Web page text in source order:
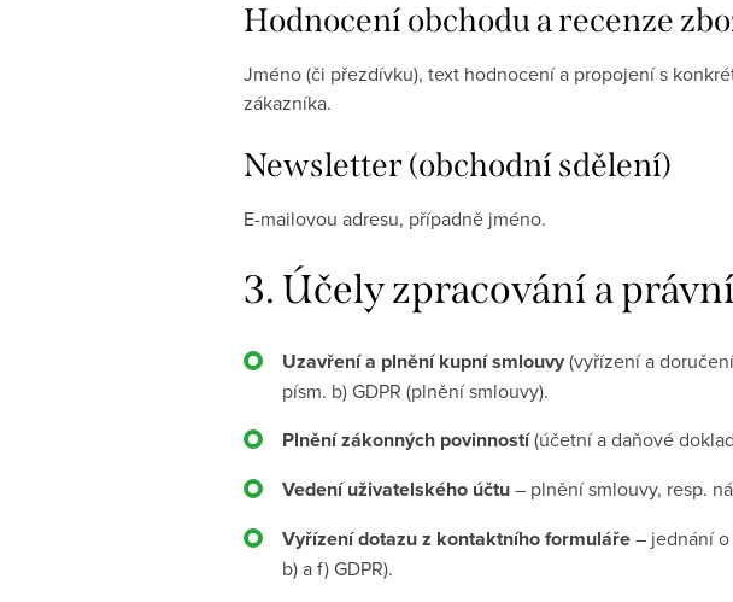
Hodnocení obchodu a recenze
Jméno (či přezdívku), text hodnocení a propojení s
zákazníka.
Newsletter (obchodní sdělení)
E-mailovou adresu, případně jméno.
3. Účely zpracování a
Uzavření a plnění kupní smlouvy(vyřízení a
písm. b) GDPR (plnění smlouvy).
Plnění zákonných povinností(účetní a daňové
Vedení uživatelského účtu– plnění smlouvy, resp.
Vyřízení dotazu z kontaktního formuláře– jednání
b) a f) GDPR).